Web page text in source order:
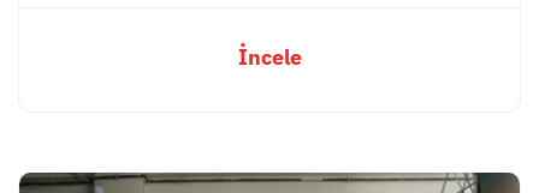
İncele